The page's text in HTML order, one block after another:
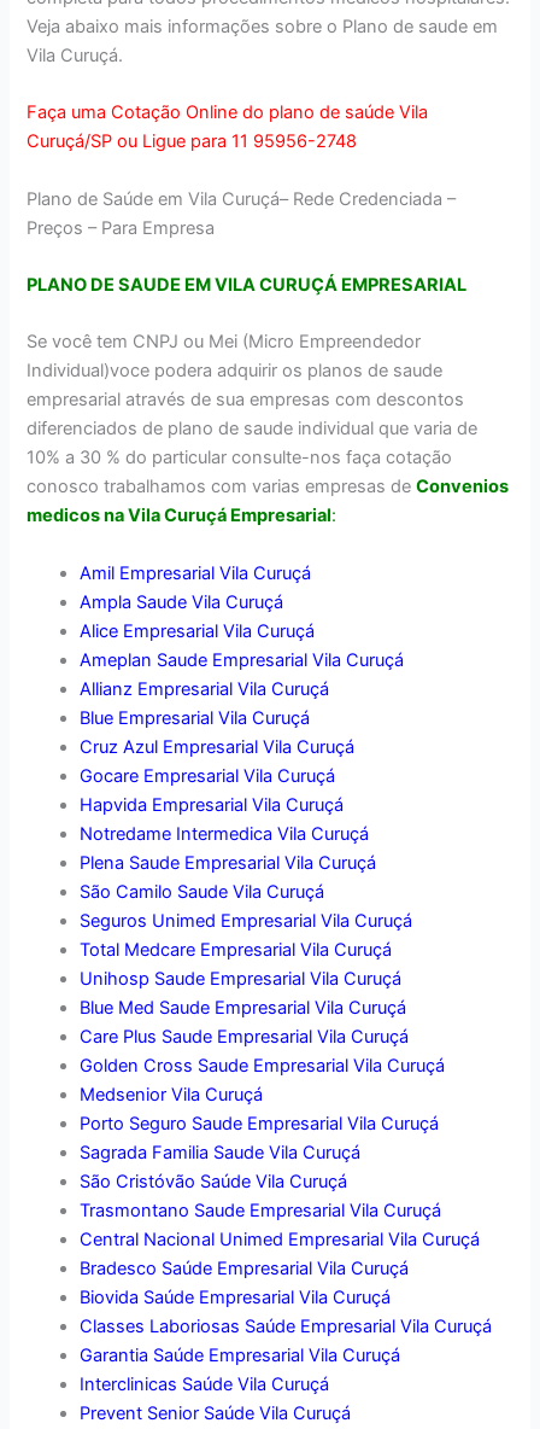
Veja abaixo mais informações sobre o Plano de saude em
Vila Curuçá.
Faça uma Cotação Online do plano de saúde Vila
Curuçá/SP ou Ligue para 11 95956-2748
Plano de Saúde em Vila Curuçá– Rede Credenciada –
Preços – Para Empresa
PLANO DE SAUDE EM VILA CURUÇÁ EMPRESARIAL
Se você tem CNPJ ou Mei (Micro Empreendedor
Individual)voce podera adquirir os planos de saude
empresarial através de sua empresas com descontos
diferenciados de plano de saude individual que varia de
10% a 30 % do particular consulte-nos faça cotação
conosco trabalhamos com varias empresas deConvenios
medicos na Vila Curuçá Empresarial:
Amil Empresarial Vila Curuçá
Ampla Saude Vila Curuçá
Alice Empresarial Vila Curuçá
Ameplan Saude Empresarial Vila Curuçá
Allianz Empresarial Vila Curuçá
Blue Empresarial Vila Curuçá
Cruz Azul Empresarial Vila Curuçá
Gocare Empresarial Vila Curuçá
Hapvida Empresarial Vila Curuçá
Notredame Intermedica Vila Curuçá
Plena Saude Empresarial Vila Curuçá
São Camilo Saude Vila Curuçá
Seguros Unimed Empresarial Vila Curuçá
Total Medcare Empresarial Vila Curuçá
Unihosp Saude Empresarial Vila Curuçá
Blue Med Saude Empresarial Vila Curuçá
Care Plus Saude Empresarial Vila Curuçá
Golden Cross Saude Empresarial Vila Curuçá
Medsenior Vila Curuçá
Porto Seguro Saude Empresarial Vila Curuçá
Sagrada Familia Saude Vila Curuçá
São Cristóvão Saúde Vila Curuçá
Trasmontano Saude Empresarial Vila Curuçá
Central Nacional Unimed Empresarial Vila Curuçá
Bradesco Saúde Empresarial Vila Curuçá
Biovida Saúde Empresarial Vila Curuçá
Classes Laboriosas Saúde Empresarial Vila Curuçá
Garantia Saúde Empresarial Vila Curuçá
Interclinicas Saúde Vila Curuçá
Prevent Senior Saúde Vila Curuçá